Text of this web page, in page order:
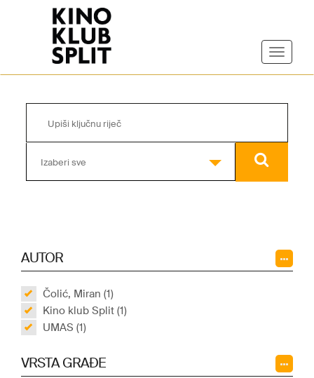
Izaberi sve
AUTOR
Čolić, Miran (1)
Kino klub Split (1)
UMAS (1)
VRSTA GRAĐE